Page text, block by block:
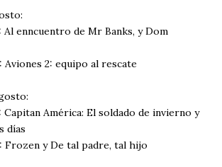
Al enncuentro de Mr Banks, y Dom
Aviones 2: equipo al rescate
Capitan América: El soldado de invierno y
días
Frozen y De tal padre, tal hijo